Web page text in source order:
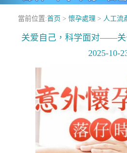
當前位置:首页 > 懷孕處理 > 人工流
关爱自己，科学面对——关
2025-10-